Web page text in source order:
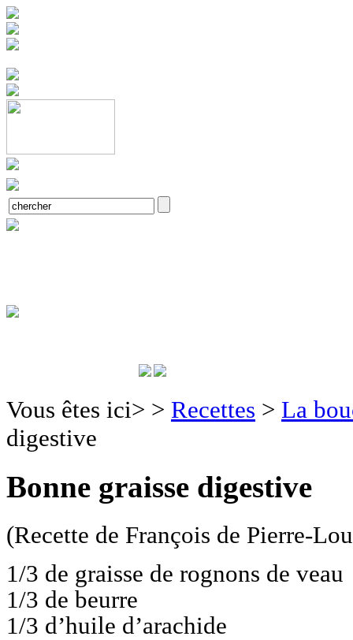
Vous êtes ici> > Recettes > La
digestive
Bonne graisse digestive
(Recette de François de Pierre-
1/3 de graisse de rognons de veau
1/3 de beurre
1/3 d’huile d’arachide